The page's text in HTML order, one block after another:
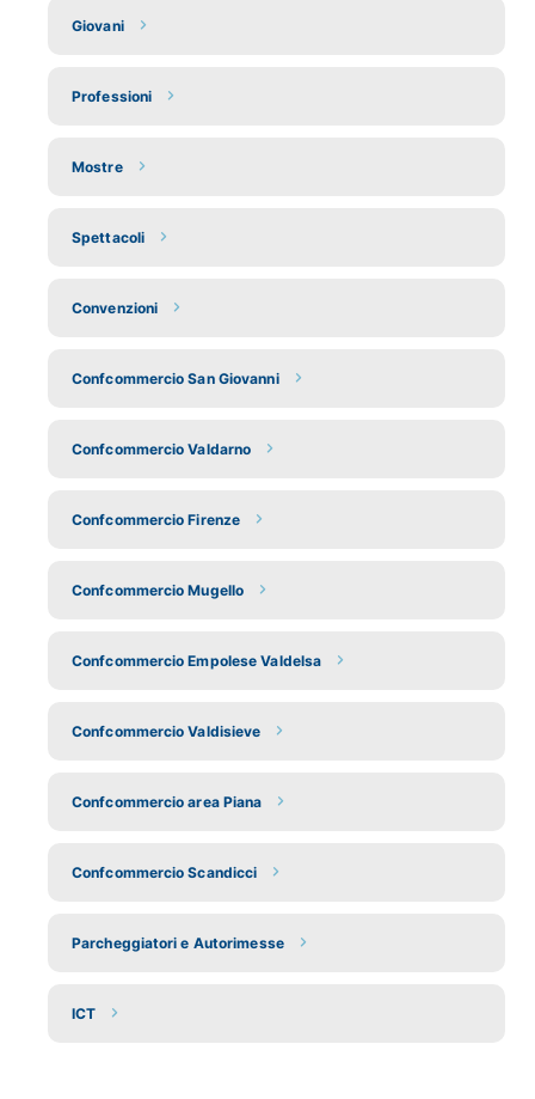
Giovani
Professioni
Mostre
Spettacoli
Convenzioni
Confcommercio San Giovanni
Confcommercio Valdarno
Confcommercio Firenze
Confcommercio Mugello
Confcommercio Empolese Valdelsa
Confcommercio Valdisieve
Confcommercio area Piana
Confcommercio Scandicci
Parcheggiatori e Autorimesse
ICT